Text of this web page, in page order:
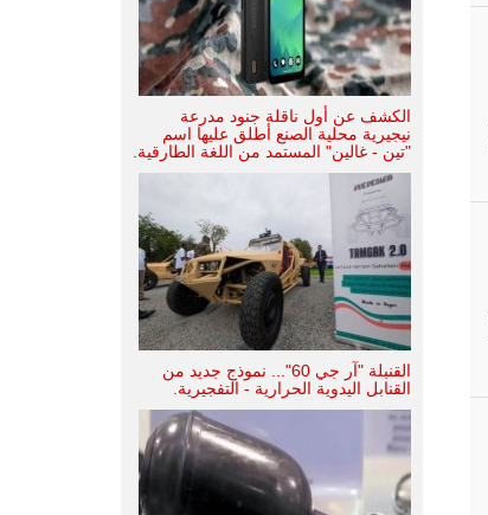
الكشف عن أول ناقلة جنود مدرعة
نيجيرية محلية الصنع أطلق عليها اسم
"تين - غالين" المستمد من اللغة الطارقية.
القنبلة "آر جي 60"... نموذج جديد من
القنابل اليدوية الحرارية - التفجيرية.